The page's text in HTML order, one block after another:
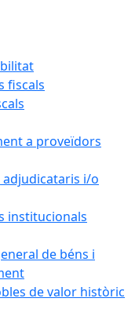
fiscals
a proveïdors
adjudicataris i/o
institucionals
de béns i
de valor històric